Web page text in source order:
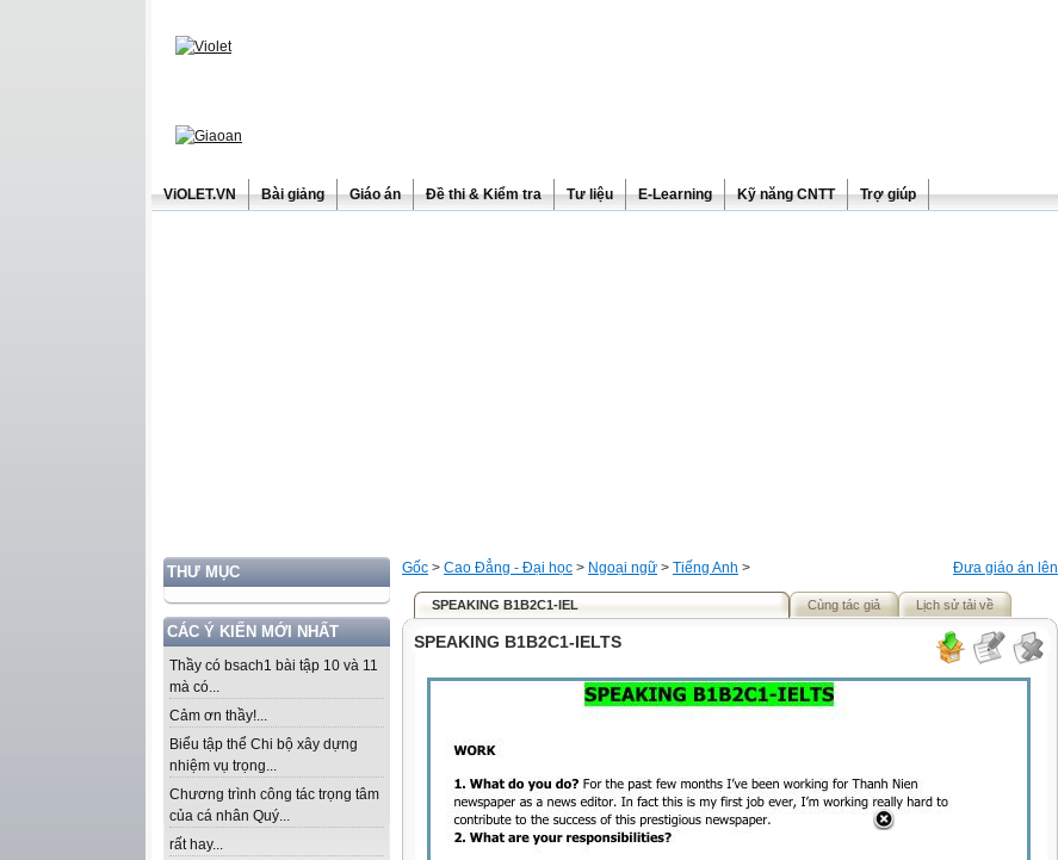
ViOLET.VN Bài giảng Giáo án Đề thi & Kiểm tra Tư liệu E-Learning Kỹ năng CNTT Trợ giúp
THƯ MỤC
CÁC Ý KIẾN MỚI NHẤT
Thầy có bsach1 bài tập 10 và 11
mà có...
Cảm ơn thầy!...
Biểu tập thể Chi bộ xây dựng
nhiệm vụ trọng...
Chương trình công tác trọng tâm
của cá nhân Quý...
rất hay...
Đưa giáo án lên
Gốc > Cao Đẳng - Đại học > Ngoại ngữ > Tiếng Anh >
SPEAKING B1B2C1-IEL Cùng tác giả Lịch sử tải về
SPEAKING B1B2C1-IELTS